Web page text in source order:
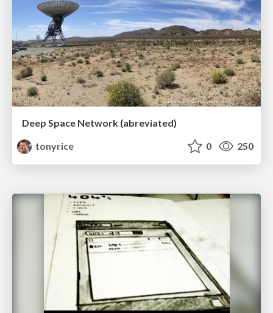
Deep Space Network (abreviated)
tonyrice
0 250